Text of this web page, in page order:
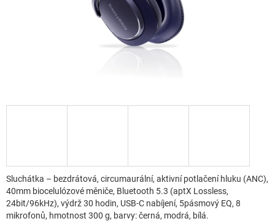
Sluchátka – bezdrátová, circumaurální, aktivní potlačení hluku (ANC),
40mm biocelulózové měniče, Bluetooth 5.3 (aptX Lossless,
24bit/96kHz), výdrž 30 hodin, USB-C nabíjení, 5pásmový EQ, 8
mikrofonů, hmotnost 300 g, barvy: černá, modrá, bílá.